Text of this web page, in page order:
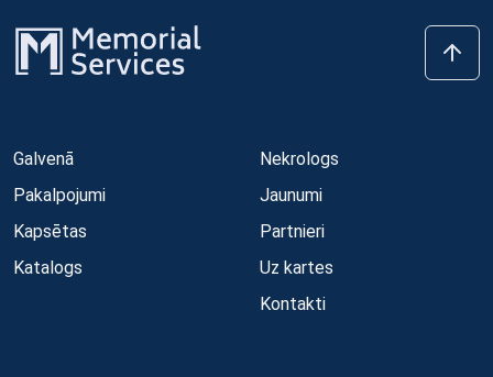
Galvenā
Pakalpojumi
Kapsētas
Katalogs
Nekrologs
Jaunumi
Partnieri
Uz kartes
Kontakti